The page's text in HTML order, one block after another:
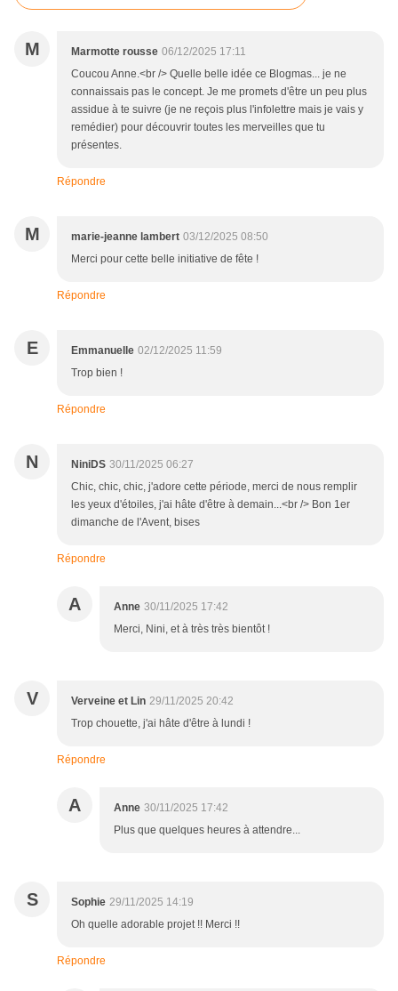
M Marmotte rousse 06/12/2025 17:11
Coucou Anne.<br /> Quelle belle idée ce Blogmas... je ne
connaissais pas le concept. Je me promets d'être un peu plus
assidue à te suivre (je ne reçois plus l'infolettre mais je vais y
remédier) pour découvrir toutes les merveilles que tu
présentes.
Répondre
M marie-jeanne lambert 03/12/2025 08:50
Merci pour cette belle initiative de fête !
Répondre
E Emmanuelle 02/12/2025 11:59
Trop bien !
Répondre
N NiniDS 30/11/2025 06:27
Chic, chic, chic, j'adore cette période, merci de nous remplir
les yeux d'étoiles, j'ai hâte d'être à demain...<br /> Bon 1er
dimanche de l'Avent, bises
Répondre
A Anne 30/11/2025 17:42
Merci, Nini, et à très très bientôt !
V Verveine et Lin 29/11/2025 20:42
Trop chouette, j'ai hâte d'être à lundi !
Répondre
A Anne 30/11/2025 17:42
Plus que quelques heures à attendre...
S Sophie 29/11/2025 14:19
Oh quelle adorable projet !! Merci !!
Répondre